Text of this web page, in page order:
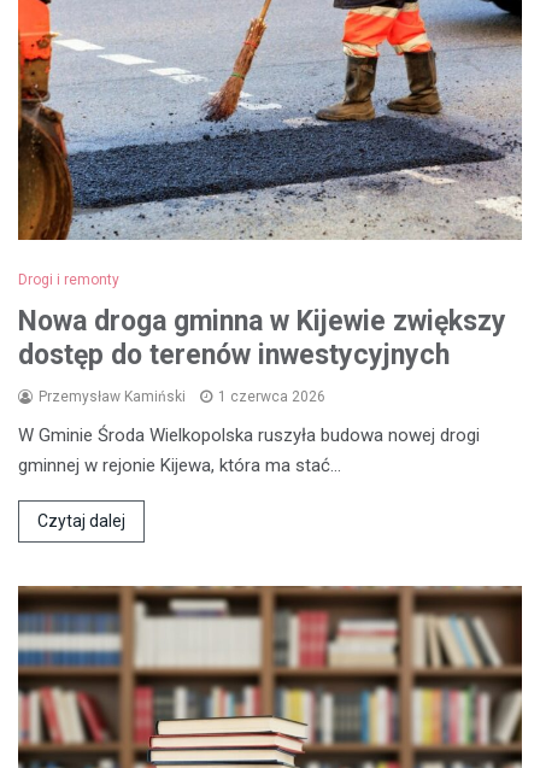
Drogi i remonty
Nowa droga gminna w Kijewie zwiększy
dostęp do terenów inwestycyjnych
Przemysław Kamiński 1 czerwca 2026
W Gminie Środa Wielkopolska ruszyła budowa nowej drogi
gminnej w rejonie Kijewa, która ma stać…
Czytaj dalej